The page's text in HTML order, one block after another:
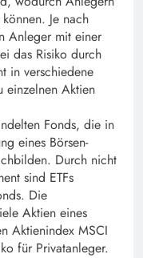
Je nach
Anleger mit einer
das Risiko durch
in verschiedene
einzelnen Aktien
Fonds, die in
eines Börsen-
Durch nicht
sind ETFs
Die
Aktien eines
Aktienindex MSCI
für Privatanleger.